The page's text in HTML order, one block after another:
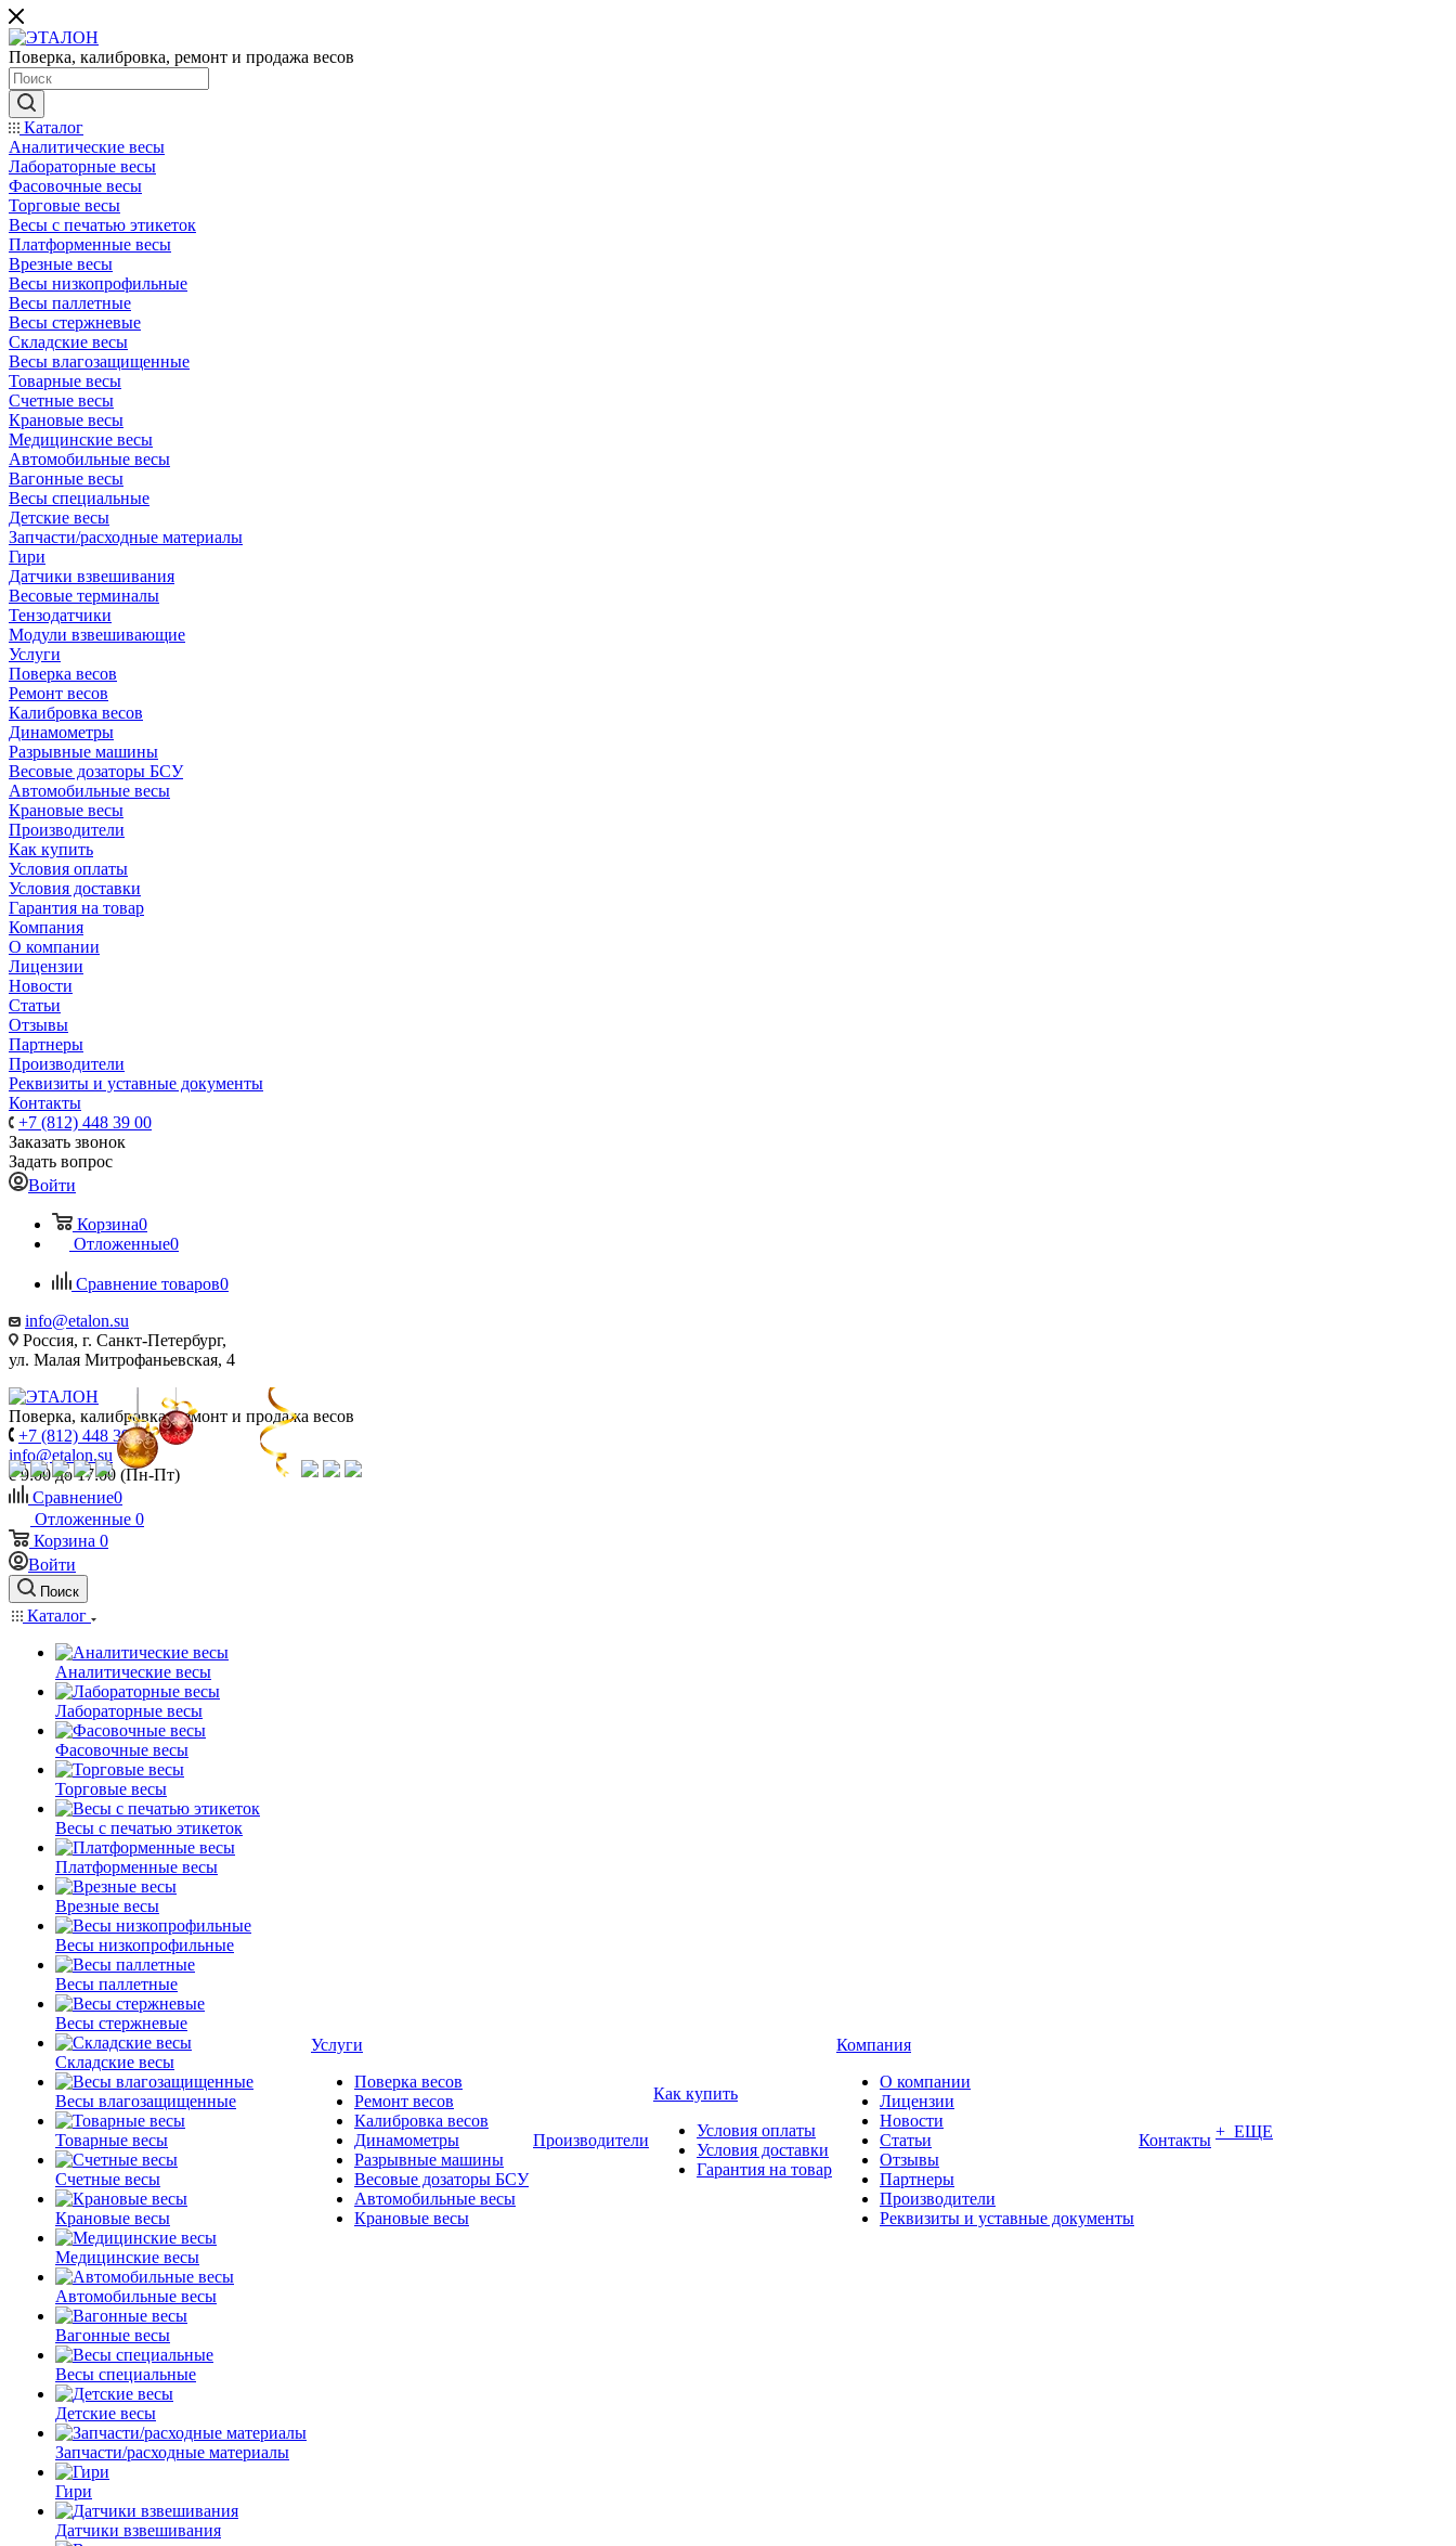
Поверка, калибровка, ремонт и продажа весов
Каталог
Аналитические весы
Лабораторные весы
Фасовочные весы
Торговые весы
Весы с печатью этикеток
Платформенные весы
Врезные весы
Весы низкопрофильные
Весы паллетные
Весы стержневые
Складские весы
Весы влагозащищенные
Товарные весы
Счетные весы
Крановые весы
Медицинские весы
Автомобильные весы
Вагонные весы
Весы специальные
Детские весы
Запчасти/расходные материалы
Гири
Датчики взвешивания
Весовые терминалы
Тензодатчики
Модули взвешивающие
Услуги
Поверка весов
Ремонт весов
Калибровка весов
Динамометры
Разрывные машины
Весовые дозаторы БСУ
Автомобильные весы
Крановые весы
Производители
Как купить
Условия оплаты
Условия доставки
Гарантия на товар
Компания
О компании
Лицензии
Новости
Статьи
Отзывы
Партнеры
Производители
Реквизиты и уставные документы
Контакты
+7 (812) 448 39 00
Заказать звонок
Задать вопрос
Войти
Корзина0
Отложенные0
Сравнение товаров0
info@etalon.su
Россия, г. Санкт-Петербург,
ул. Малая Митрофаньевская, 4
Поверка, калибровка, ремонт и продажа весов
+7 (812) 448 39 00
info@etalon.su
c 9:00 до 17:00 (Пн-Пт)
Сравнение0
Отложенные 0
Корзина 0
Войти
Поиск
Каталог
Аналитические весы
Лабораторные весы
Фасовочные весы
Торговые весы
Весы с печатью этикеток
Платформенные весы
Врезные весы
Весы низкопрофильные
Весы паллетные
Весы стержневые
Складские весы
Весы влагозащищенные
Товарные весы
Счетные весы
Крановые весы
Медицинские весы
Автомобильные весы
Вагонные весы
Весы специальные
Детские весы
Запчасти/расходные материалы
Гири
Датчики взвешивания
Услуги
Поверка весов
Ремонт весов
Калибровка весов
Динамометры
Разрывные машины
Весовые дозаторы БСУ
Автомобильные весы
Крановые весы
Производители
Как купить
Условия оплаты
Условия доставки
Гарантия на товар
Компания
О компании
Лицензии
Новости
Статьи
Отзывы
Партнеры
Производители
Реквизиты и уставные документы
Контакты + ЕЩЕ